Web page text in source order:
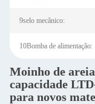
9selo mecânico:
10Bomba de alimentação:
Moinho de
capacidade
para novos